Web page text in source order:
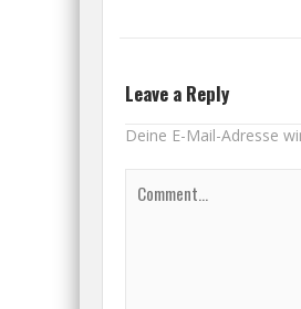
Leave a Reply
Deine E-Mail-Adresse